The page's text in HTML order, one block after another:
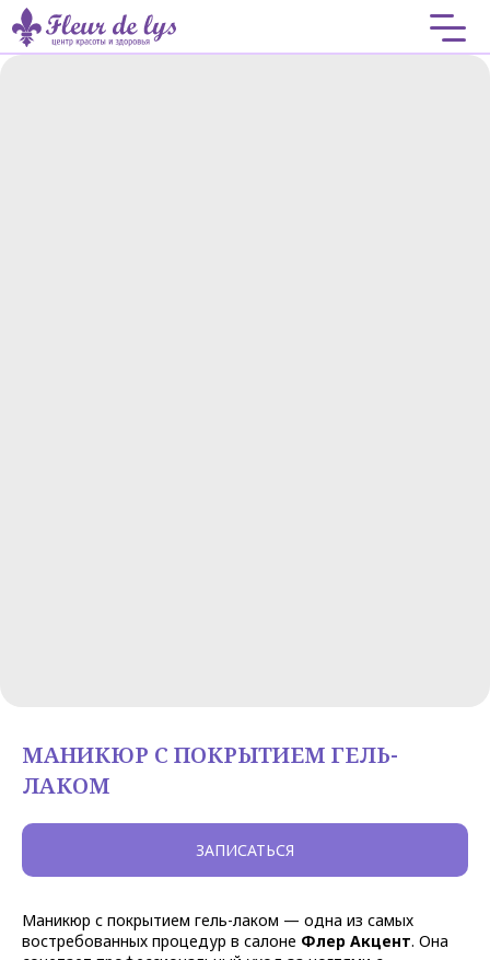
МАНИКЮР С ПОКРЫТИЕМ ГЕЛЬ-
ЛАКОМ
ЗАПИСАТЬСЯ
Маникюр с покрытием гель-лаком — одна из самых
востребованных процедур в салоне Флер Акцент. Она